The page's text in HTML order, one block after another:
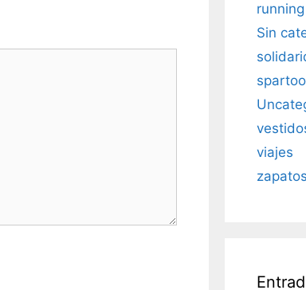
running
Sin
spartoo
viajes
zapatos